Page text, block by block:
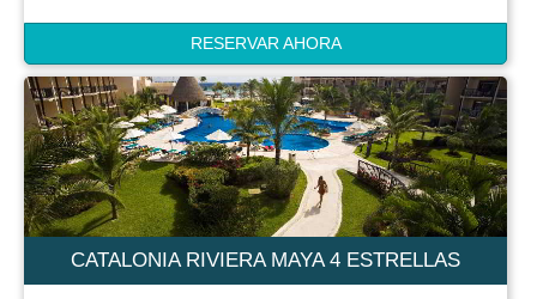
RESERVAR AHORA
CATALONIA RIVIERA MAYA 4 ESTRELLAS